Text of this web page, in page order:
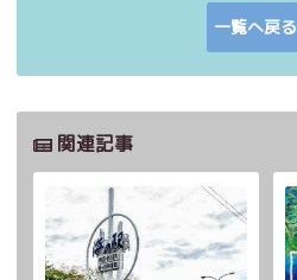
一覧へ戻る
関連記事